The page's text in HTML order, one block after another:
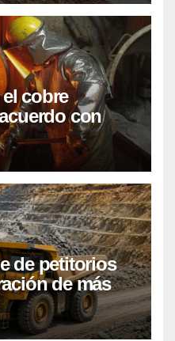
cobre
con
proyecto
de petitorios
de más
para explorar